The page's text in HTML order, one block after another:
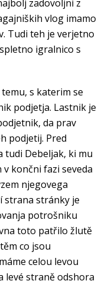
zadovoljni z
vlog imamo
Tudi teh je verjetno
igralnico s
s katerim se
podjetja. Lastnik je
da prav
podjetij. Pred
Debeljak, ki mu
končni fazi seveda
njegovega
strana stránky je
potrošniku
toto patřilo žlutě
co jsou
celou levou
levé straně odshora